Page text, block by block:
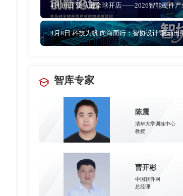
4月8日 科技为帆 向海而行：智协设计 驱动出
智库专家
陈震
清华大学训练中心
教授
曹开彬
中国软件网
总经理